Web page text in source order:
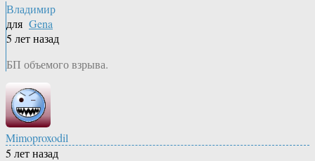
Владимир
для Gena
5 лет назад
БП объемого взрыва.
Mimoproxodil
5 лет назад